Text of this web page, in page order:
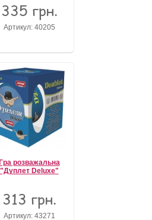
335 грн.
Артикул: 40205
Гра розважальна
"Дуплет Deluxe"
313 грн.
Артикул: 43271